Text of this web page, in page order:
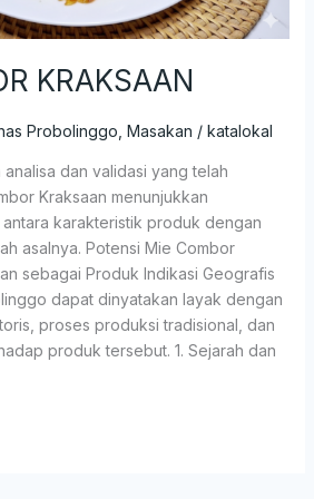
KRAKSAAN
Probolinggo Masakan / katalokal
dan validasi yang telah
Kraksaan menunjukkan
karakteristik produk dengan
asalnya. Potensi Mie Combor
sebagai Produk Indikasi Geografis
dapat dinyatakan layak dengan
proses produksi tradisional, dan
produk tersebut. 1. Sejarah dan